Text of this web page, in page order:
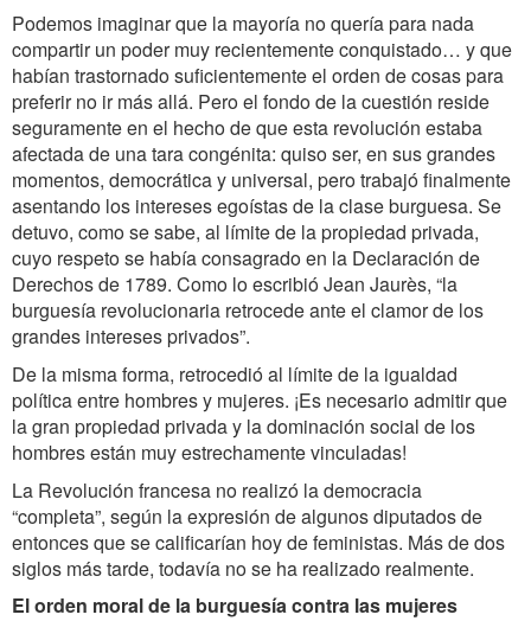
Podemos imaginar que la mayoría no quería para nada
compartir un poder muy recientemente conquistado… y que
habían trastornado suficientemente el orden de cosas para
preferir no ir más allá. Pero el fondo de la cuestión reside
seguramente en el hecho de que esta revolución estaba
afectada de una tara congénita: quiso ser, en sus grandes
momentos, democrática y universal, pero trabajó finalmente
asentando los intereses egoístas de la clase burguesa. Se
detuvo, como se sabe, al límite de la propiedad privada,
cuyo respeto se había consagrado en la Declaración de
Derechos de 1789. Como lo escribió Jean Jaurès, “la
burguesía revolucionaria retrocede ante el clamor de los
grandes intereses privados”.
De la misma forma, retrocedió al límite de la igualdad
política entre hombres y mujeres. ¡Es necesario admitir que
la gran propiedad privada y la dominación social de los
hombres están muy estrechamente vinculadas!
La Revolución francesa no realizó la democracia
“completa”, según la expresión de algunos diputados de
entonces que se calificarían hoy de feministas. Más de dos
siglos más tarde, todavía no se ha realizado realmente.
El orden moral de la burguesía contra las mujeres